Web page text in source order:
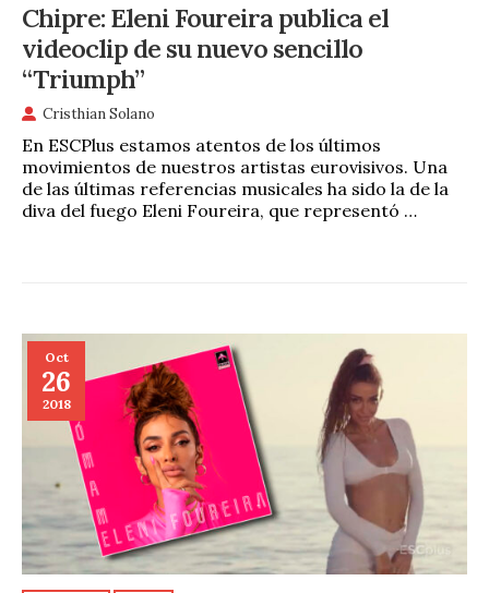
Chipre: Eleni Foureira publica el
videoclip de su nuevo sencillo
“Triumph”
Cristhian Solano
En ESCPlus estamos atentos de los últimos
movimientos de nuestros artistas eurovisivos. Una
de las últimas referencias musicales ha sido la de la
diva del fuego Eleni Foureira, que representó …
Oct
26
2018